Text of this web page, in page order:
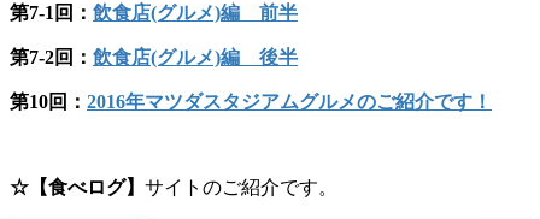
第7-1回： 飲食店(グルメ)編 前半
第7-2回： 飲食店(グルメ)編 後半
第10回： 2016年マツダスタジアムグルメのご紹介です！
☆【食べログ】 サイトのご紹介です。